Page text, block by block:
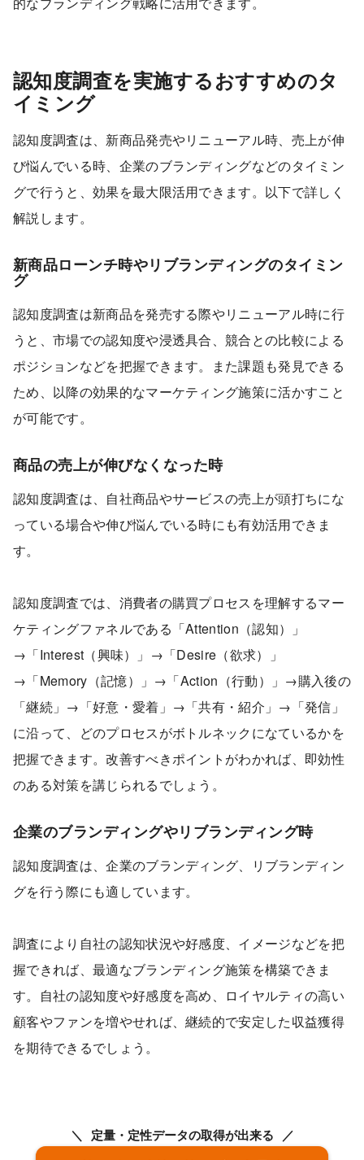
認知度調査を実施するおすすめのタ
イミング
認知度調査は、新商品発売やリニューアル時、売上が伸
び悩んでいる時、企業のブランディングなどのタイミン
グで行うと、効果を最大限活用できます。以下で詳しく
解説します。
新商品ローンチ時やリブランディングのタイミン
グ
認知度調査は新商品を発売する際やリニューアル時に行
うと、市場での認知度や浸透具合、競合との比較による
ポジションなどを把握できます。また課題も発見できる
ため、以降の効果的なマーケティング施策に活かすこと
が可能です。
商品の売上が伸びなくなった時
認知度調査は、自社商品やサービスの売上が頭打ちにな
っている場合や伸び悩んでいる時にも有効活用できま
す。
認知度調査では、消費者の購買プロセスを理解するマー
ケティングファネルである「Attention（認知）」
→「Interest（興味）」→「Desire（欲求）」
→「Memory（記憶）」→「Action（行動）」→購入後の
「継続」→「好意・愛着」→「共有・紹介」→「発信」
に沿って、どのプロセスがボトルネックになているかを
把握できます。改善すべきポイントがわかれば、即効性
のある対策を講じられるでしょう。
企業のブランディングやリブランディング時
認知度調査は、企業のブランディング、リブランディン
グを行う際にも適しています。
調査により自社の認知状況や好感度、イメージなどを把
握できれば、最適なブランディング施策を構築できま
す。自社の認知度や好感度を高め、ロイヤルティの高い
顧客やファンを増やせれば、継続的で安定した収益獲得
を期待できるでしょう。
定量・定性データの取得が出来る